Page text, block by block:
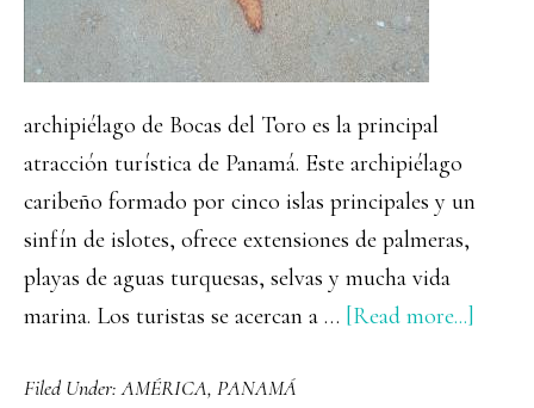
archipiélago de Bocas del Toro es la principal
atracción turística de Panamá. Este archipiélago
caribeño formado por cinco islas principales y un
sinfín de islotes, ofrece extensiones de palmeras,
playas de aguas turquesas, selvas y mucha vida
marina. Los turistas se acercan a … [Read more...]
Filed Under:AMÉRICA, PANAMÁ